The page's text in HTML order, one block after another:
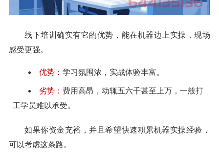
线下培训确实有它的优势，能在机器边上实操，现场
感受更强。
优势： 学习氛围浓，实战体验丰富。
劣势： 费用高昂，动辄五六千甚至上万，一般打
工学员难以承受。
如果你资金充裕，并且希望快速积累机器实操经验，
可以考虑这条路。